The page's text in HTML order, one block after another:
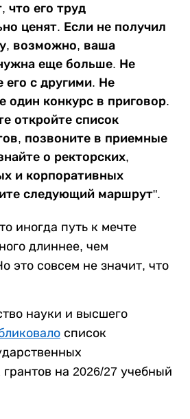
что его труд
ценят. Если не получил
возможно, ваша
еще больше. Не
его с другими. Не
один конкурс в приговор.
откройте список
позвоните в приемные
о ректорских,
и корпоративных
следующий маршрут".
иногда путь к мечте
длиннее, чем
это совсем не значит, что
науки и высшего
список
грантов на 2026/27 учебный